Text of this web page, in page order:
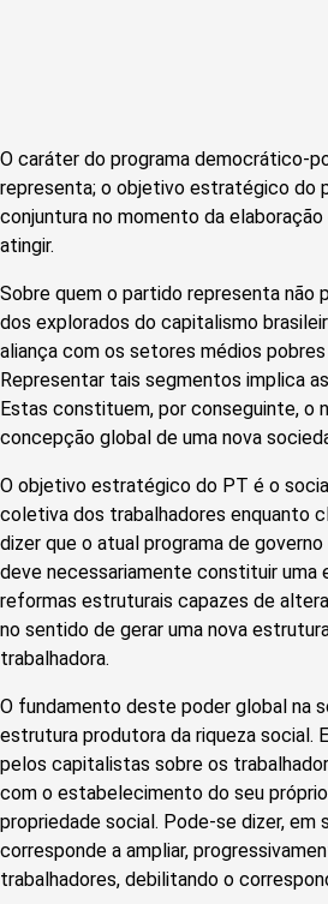
O caráter do programa democrático-
representa; o objetivo estratégico do
conjuntura no momento da
atingir.
Sobre quem o partido representa não
dos explorados do capitalismo
aliança com os setores médios
Representar tais segmentos implica
Estas constituem, por conseguinte, o
concepção global de uma nova
O objetivo estratégico do PT é o
coletiva dos trabalhadores enquanto
dizer que o atual programa de
deve necessariamente constituir uma
reformas estruturais capazes de
no sentido de gerar uma nova
trabalhadora.
O fundamento deste poder global na
estrutura produtora da riqueza social.
pelos capitalistas sobre os
com o estabelecimento do seu
propriedade social. Pode-se dizer,
corresponde a ampliar,
trabalhadores, debilitando o